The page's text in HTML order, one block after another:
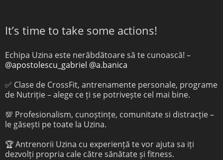
It’s time to take some actions!
Echipa Uzina este nerăbdătoare să te cunoască! –
@apostolescu_gabriel @a.banica
✅ Clase de CrossFit, antrenamente personale, programe
de Nutriție – alege ce ți se potrivește cel mai bine.
💯 Profesionalism, cunoștințe, comunitate si distracție –
le găsești pe toate la Uzina.
🏆 Antrenorii Uzina cu experiență te vor ajuta sa iți
dezvolți propria cale către sănătate și fitness.